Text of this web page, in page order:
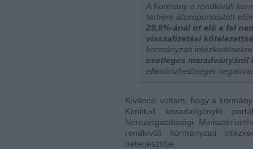
A Kormány a rendkívüli
terhére átcsoportosított
29,6%-ánál írt elő a fel
visszafizetési
kormányzati
esetleges maradványáról
ellenőrizhetőségét
Kíváncsi voltam, hogy a
Kimittud közadatigénylő
Nemzetgazdasági
rendkívüli kormányzati
beterjesztője.